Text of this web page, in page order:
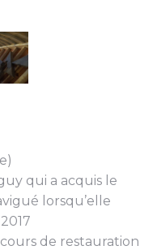
qui a acquis le
lorsqu’elle
de restauration